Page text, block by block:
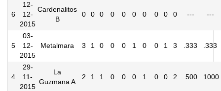
6
12-
12-
2015
Cardenalitos
B
0 0 0 0 0 0 0 0 0 0 --- ---
5
03-
12-
2015
Metalmara 3 1 0 0 0 1 0 0 1 3 .333 .333
4
29-
11-
2015
La
Guzmana A
2 1 1 0 0 0 1 0 0 2 .500 .1000